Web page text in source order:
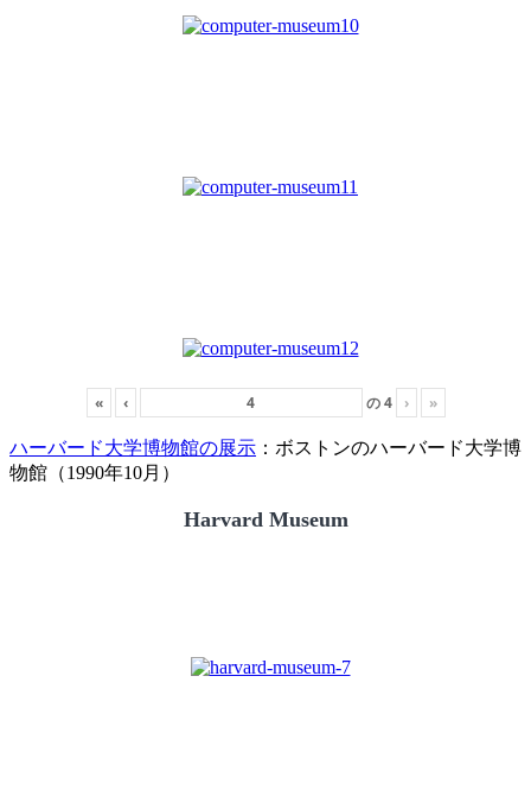
« ‹ の4 › »
ハーバード大学博物館の展示 ：ボストンのハーバード大学博
物館（1990年10月）
Harvard Museum